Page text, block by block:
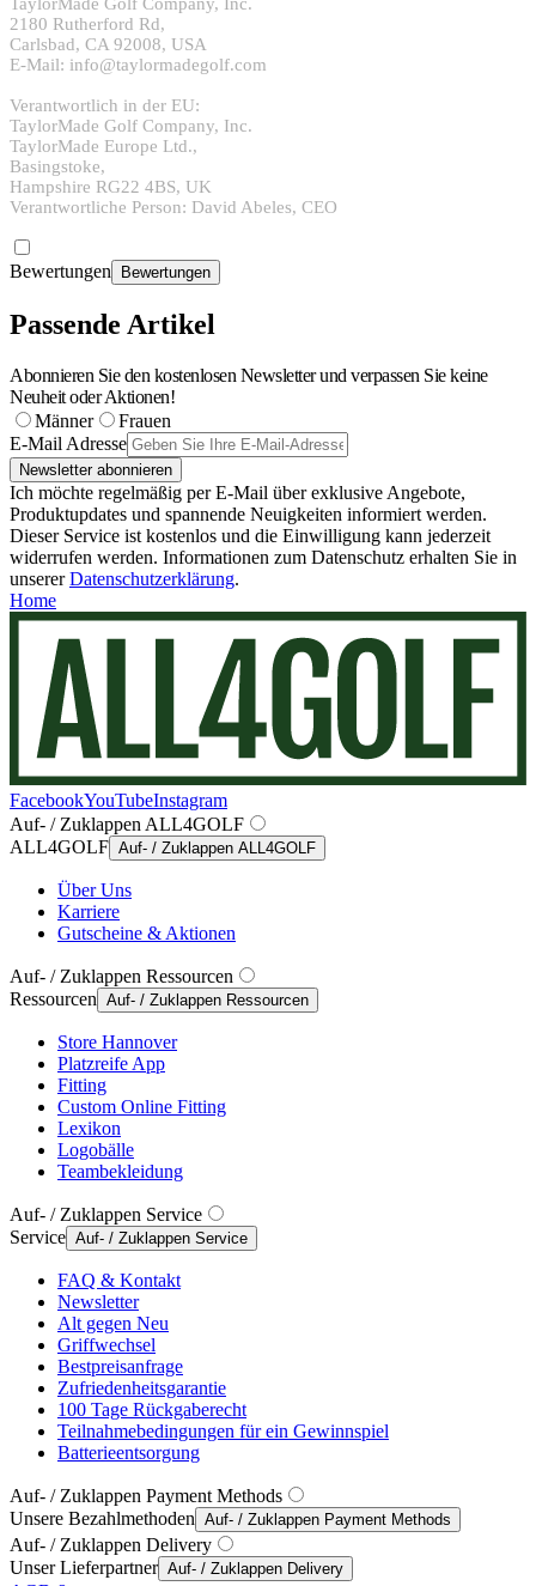
2180 Rutherford Rd,
Carlsbad, CA 92008, USA
E-Mail: info@taylormadegolf.com
Verantwortlich in der EU:
TaylorMade Golf Company, Inc.
TaylorMade Europe Ltd.,
Basingstoke,
Hampshire RG22 4BS, UK
Verantwortliche Person: David Abeles, CEO
Bewertungen Bewertungen
Passende Artikel
Abonnieren Sie den kostenlosen Newsletter und verpassen Sie keine
Neuheit oder Aktionen!
Männer
Frauen
E-Mail Adresse
Newsletter abonnieren
Ich möchte regelmäßig per E-Mail über exklusive Angebote,
Produktupdates und spannende Neuigkeiten informiert werden.
Dieser Service ist kostenlos und die Einwilligung kann jederzeit
widerrufen werden. Informationen zum Datenschutz erhalten Sie in
unsererDatenschutzerklärung.
Home
FacebookYouTubeInstagram
Auf- / Zuklappen ALL4GOLF
ALL4GOLF Auf- / Zuklappen ALL4GOLF
Über Uns
Karriere
Gutscheine & Aktionen
Auf- / Zuklappen Ressourcen
Ressourcen Auf- / Zuklappen Ressourcen
Store Hannover
Platzreife App
Fitting
Custom Online Fitting
Lexikon
Logobälle
Teambekleidung
Auf- / Zuklappen Service
Service Auf- / Zuklappen Service
FAQ & Kontakt
Newsletter
Alt gegen Neu
Griffwechsel
Bestpreisanfrage
Zufriedenheitsgarantie
100 Tage Rückgaberecht
Teilnahmebedingungen für ein Gewinnspiel
Batterieentsorgung
Auf- / Zuklappen Payment Methods
Unsere Bezahlmethoden Auf- / Zuklappen Payment Methods
Auf- / Zuklappen Delivery
Unser Lieferpartner Auf- / Zuklappen Delivery